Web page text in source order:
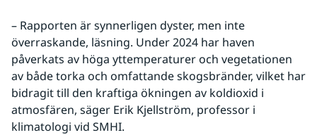
– Rapporten är synnerligen dyster, men inte
överraskande, läsning. Under 2024 har haven
påverkats av höga yttemperaturer och vegetationen
av både torka och omfattande skogsbränder, vilket har
bidragit till den kraftiga ökningen av koldioxid i
atmosfären, säger Erik Kjellström, professor i
klimatologi vid SMHI.